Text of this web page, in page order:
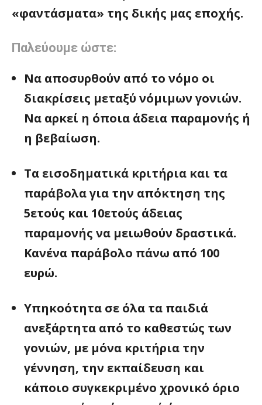
«φαντάσματα» της δικής μας εποχής.
Παλεύουμε ώστε:
Να αποσυρθούν από το νόμο οι
διακρίσεις μεταξύ νόμιμων γονιών.
Να αρκεί η όποια άδεια παραμονής ή
η βεβαίωση.
Τα εισοδηματικά κριτήρια και τα
παράβολα για την απόκτηση της
5ετούς και 10ετούς άδειας
παραμονής να μειωθούν δραστικά.
Κανένα παράβολο πάνω από 100
ευρώ.
Υπηκοότητα σε όλα τα παιδιά
ανεξάρτητα από το καθεστώς των
γονιών, με μόνα κριτήρια την
γέννηση, την εκπαίδευση και
κάποιο συγκεκριμένο χρονικό όριο